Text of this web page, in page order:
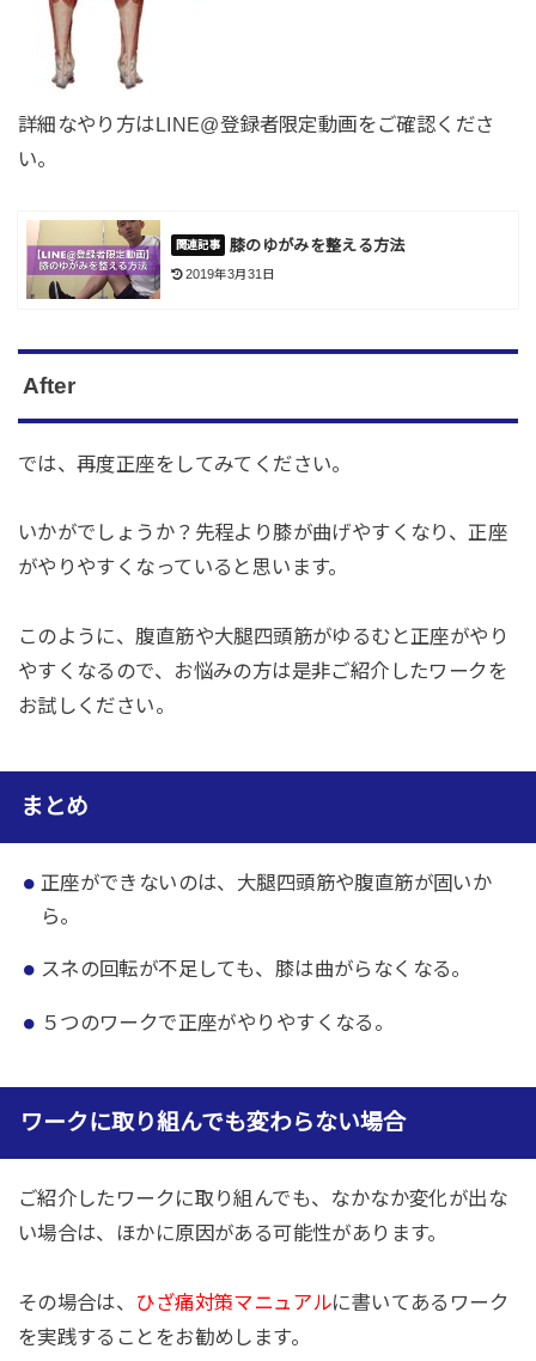
詳細なやり方はLINE@登録者限定動画をご確認くださ
い。
膝のゆがみを整える方法
2019年3月31日
After
では、再度正座をしてみてください。
いかがでしょうか？先程より膝が曲げやすくなり、正座
がやりやすくなっていると思います。
このように、腹直筋や大腿四頭筋がゆるむと正座がやり
やすくなるので、お悩みの方は是非ご紹介したワークを
お試しください。
まとめ
正座ができないのは、大腿四頭筋や腹直筋が固いか
ら。
スネの回転が不足しても、膝は曲がらなくなる。
５つのワークで正座がやりやすくなる。
ワークに取り組んでも変わらない場合
ご紹介したワークに取り組んでも、なかなか変化が出な
い場合は、ほかに原因がある可能性があります。
その場合は、 ひざ痛対策マニュアルに書いてあるワーク
を実践することをお勧めします。